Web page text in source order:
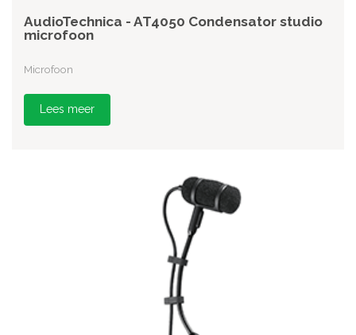
AudioTechnica - AT4050 Condensator studio
microfoon
Microfoon
Lees meer